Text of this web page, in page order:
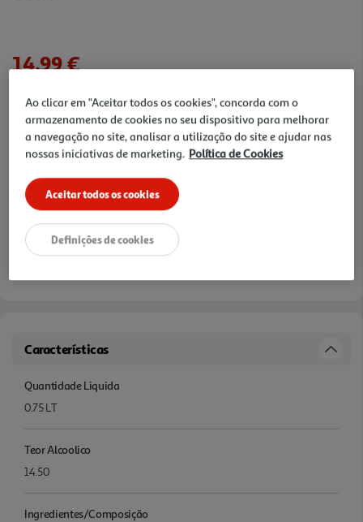
14,99 €
Notas de preparação
Características
Quantidade Liquida
0.75 LT
Teor Alcoolico
14.50
Ingredientes/Composição
Ao clicar em "Aceitar todos os cookies", concorda com o
armazenamento de cookies no seu dispositivo para melhorar
a navegação no site, analisar a utilização do site e ajudar nas
nossas iniciativas de marketing. Política de Cookies
Aceitar todos os cookies
Definições de cookies